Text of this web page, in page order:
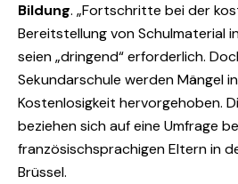
Bildung. „Fortschritte bei der
Bereitstellung von Schulmaterial
seien „dringend“ erforderlich.
Sekundarschule werden Mängel
Kostenlosigkeit hervorgehoben.
beziehen sich auf eine Umfrage
französischsprachigen Eltern in
Brüssel.